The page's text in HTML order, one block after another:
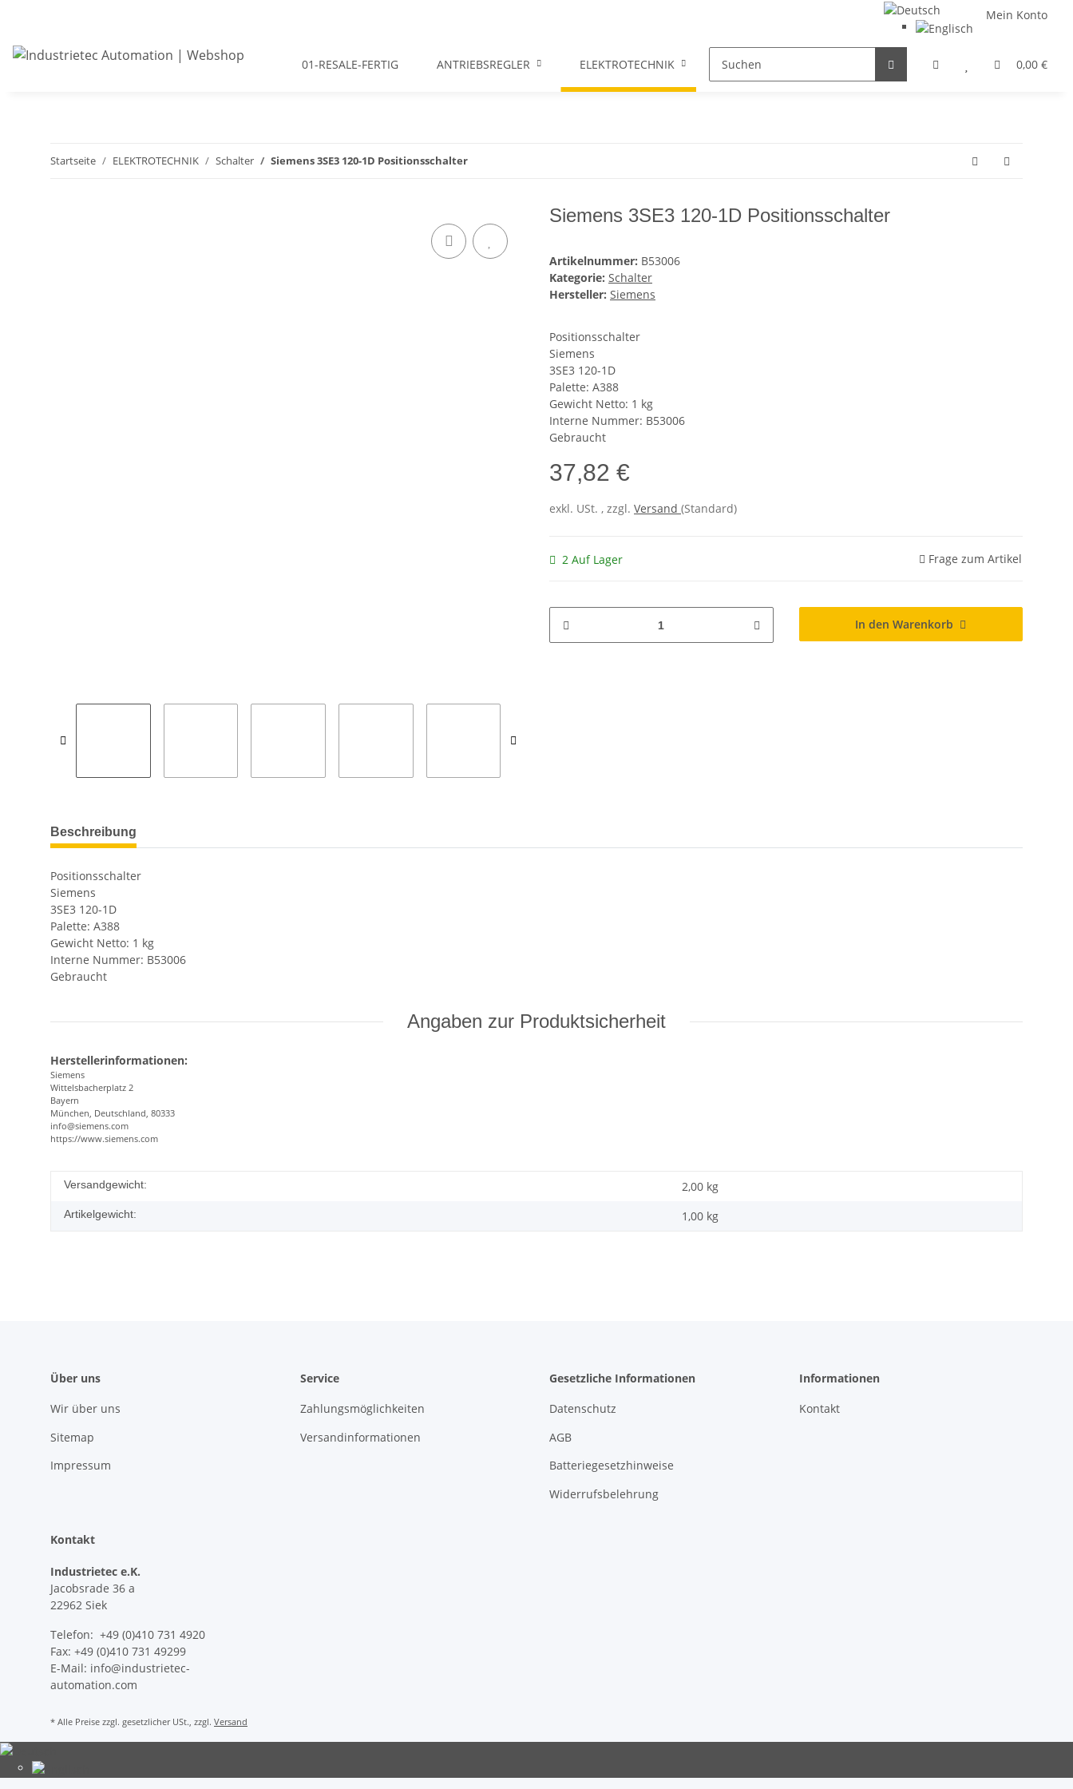
Mein Konto
0,00 €
01-RESALE-FERTIG ANTRIEBSREGLER ELEKTROTECHNIK FILTER / DROSSEL GETRIEBEMOTOREN HYDRAULIK
Startseite ELEKTROTECHNIK Schalter Siemens 3SE3 120-1D Positionsschalter
Siemens 3SE3 120-1D Positionsschalter
Artikelnummer: B53006
Kategorie: Schalter
Hersteller: Siemens
Positionsschalter
Siemens
3SE3 120-1D
Palette: A388
Gewicht Netto: 1 kg
Interne Nummer: B53006
Gebraucht
37,82 €
exkl. USt. , zzgl. Versand (Standard)
2 Auf Lager Frage zum Artikel
In den Warenkorb
Beschreibung
Positionsschalter
Siemens
3SE3 120-1D
Palette: A388
Gewicht Netto: 1 kg
Interne Nummer: B53006
Gebraucht
Angaben zur Produktsicherheit
Herstellerinformationen:
Siemens
Wittelsbacherplatz 2
Bayern
München, Deutschland, 80333
info@siemens.com
https://www.siemens.com
Versandgewicht: 2,00 kg
Artikelgewicht: 1,00 kg
Über uns
Wir über uns
Sitemap
Impressum
Service
Zahlungsmöglichkeiten
Versandinformationen
Gesetzliche Informationen
Datenschutz
AGB
Batteriegesetzhinweise
Widerrufsbelehrung
Informationen
Kontakt
Kontakt
Industrietec e.K.
Jacobsrade 36 a
22962 Siek
Telefon: +49 (0)410 731 4920
Fax: +49 (0)410 731 49299
E-Mail: info@industrietec-
automation.com
* Alle Preise zzgl. gesetzlicher USt., zzgl. Versand